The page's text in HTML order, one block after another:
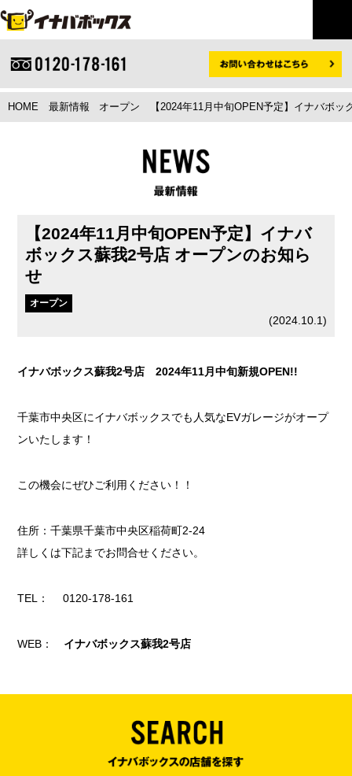
HOME 最新情報 オープン 【2024年11月中旬OPEN予定】イナバボ
【2024年11月中旬OPEN予定】イナバ
ボックス蘇我2号店 オープンのお知ら
せ
オープン
(2024.10.1)
イナバボックス蘇我2号店 2024年11月中旬新規OPEN!!
千葉市中央区にイナバボックスでも人気なEVガレージがオープ
ンいたします！
この機会にぜひご利用ください！！
住所：千葉県千葉市中央区稲荷町2-24
詳しくは下記までお問合せください。
TEL： 0120-178-161
WEB： イナバボックス蘇我2号店